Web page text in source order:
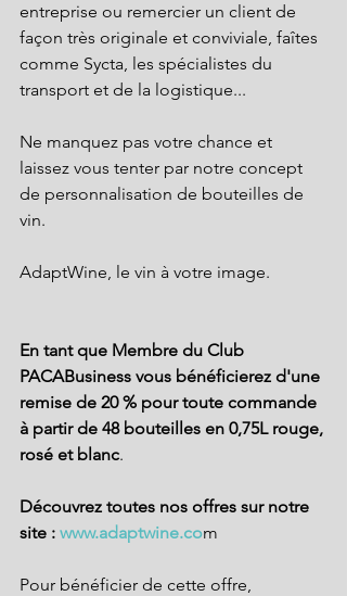
entreprise ou remercier un client de
façon très originale et conviviale, faîtes
comme Sycta, les spécialistes du
transport et de la logistique...
Ne manquez pas votre chance et
laissez vous tenter par notre concept
de personnalisation de bouteilles de
vin.
AdaptWine, le vin à votre image.
En tant que Membre du Club
PACABusiness​ vous bénéficierez d'une
remise de 20 % pour toute commande
à partir de 48 bouteilles en 0,75L rouge,
rosé et blanc.
Découvrez toutes nos offres sur notre
site : www.adaptwine.com
Pour bénéficier de cette offre,